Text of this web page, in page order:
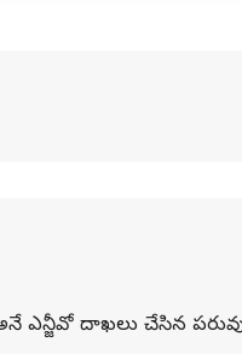
ఎన్జీవో దాఖలు చేసిన పరువు